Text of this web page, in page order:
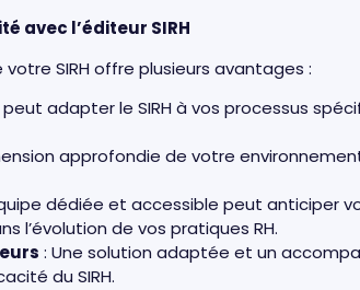
avec l’éditeur SIRH
SIRH offre plusieurs avantages :
peut adapter le SIRH à vos processus
approfondie de votre
dédiée et accessible peut anticiper
l’évolution de vos pratiques RH.
: Une solution adaptée et un
du SIRH.